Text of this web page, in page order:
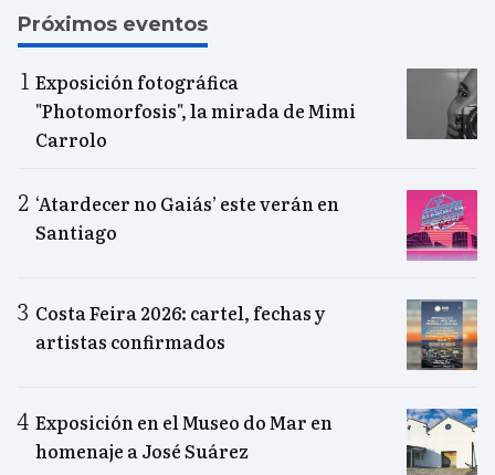
Próximos eventos
Exposición fotográfica
"Photomorfosis", la mirada de Mimi
Carrolo
‘Atardecer no Gaiás’ este verán en
Santiago
Costa Feira 2026: cartel, fechas y
artistas confirmados
Exposición en el Museo do Mar en
homenaje a José Suárez